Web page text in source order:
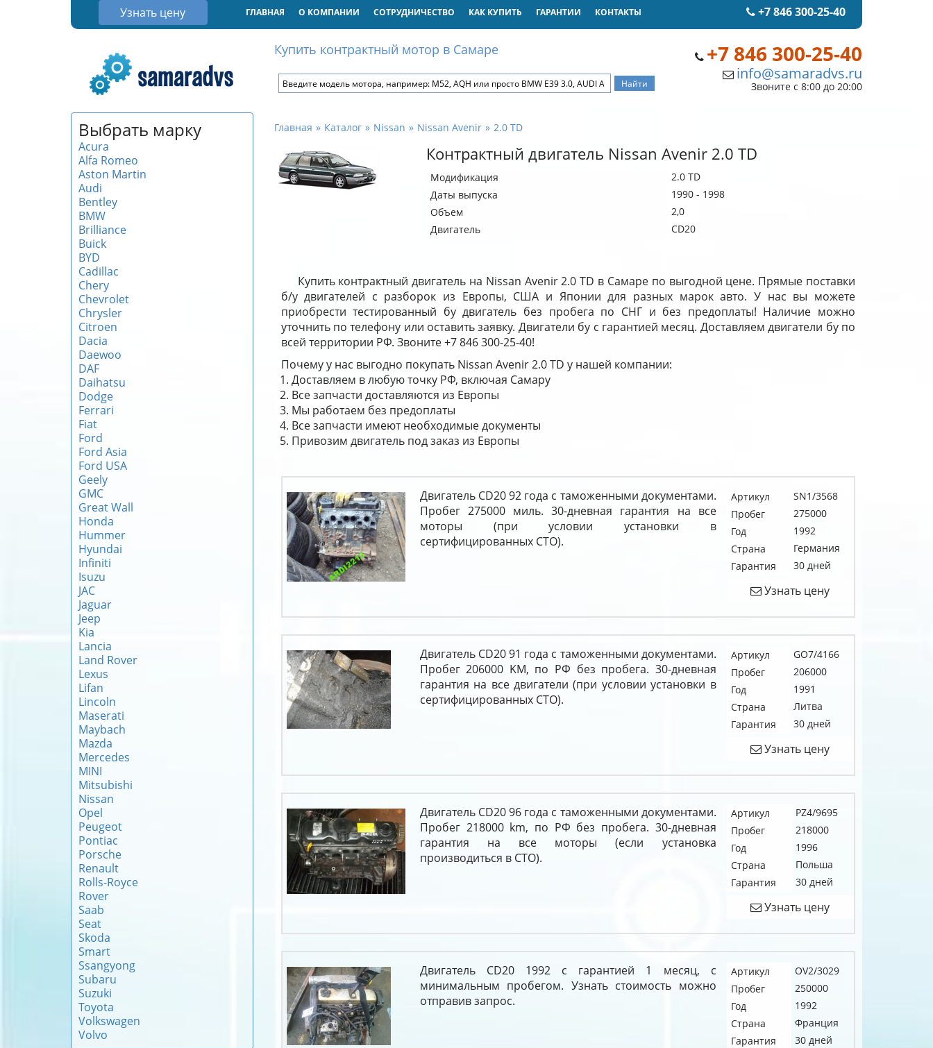
Узнать цену +7 846 300-25-40
ГЛАВНАЯ О КОМПАНИИ СОТРУДНИЧЕСТВО КАК КУПИТЬ ГАРАНТИИ КОНТАКТЫ
+7 846 300-25-40
info@samaradvs.ru
Звоните с 8:00 до 20:00
Купить контрактный мотор в Самаре
Выбрать марку
Acura
Alfa Romeo
Aston Martin
Audi
Bentley
BMW
Brilliance
Buick
BYD
Cadillac
Chery
Chevrolet
Chrysler
Citroen
Dacia
Daewoo
DAF
Daihatsu
Dodge
Ferrari
Fiat
Ford
Ford Asia
Ford USA
Geely
GMC
Great Wall
Honda
Hummer
Hyundai
Infiniti
Isuzu
JAC
Jaguar
Jeep
Kia
Lancia
Land Rover
Lexus
Lifan
Lincoln
Maserati
Maybach
Mazda
Mercedes
MINI
Mitsubishi
Nissan
Opel
Peugeot
Pontiac
Porsche
Renault
Rolls-Royce
Rover
Saab
Seat
Skoda
Smart
Ssangyong
Subaru
Suzuki
Toyota
Volkswagen
Volvo
Главная Каталог Nissan Nissan Avenir 2.0 TD
Контрактный двигатель Nissan Avenir 2.0 TD
Модификация
2.0 TD
Даты выпуска
1990 - 1998
Объем
2,0
Двигатель
CD20
Купить контрактный двигатель на Nissan Avenir 2.0 TD в Самаре по выгодной цене. Прямые поставки
б/у двигателей с разборок из Европы, США и Японии для разных марок авто. У нас вы можете
приобрести тестированный бу двигатель без пробега по СНГ и без предоплаты! Наличие можно
уточнить по телефону или оставить заявку. Двигатели бу с гарантией месяц. Доставляем двигатели бу по
всей территории РФ. Звоните +7 846 300-25-40!
Почему у нас выгодно покупать Nissan Avenir 2.0 TD у нашей компании:
Доставляем в любую точку РФ, включая Самару
Все запчасти доставляются из Европы
Мы работаем без предоплаты
Все запчасти имеют необходимые документы
Привозим двигатель под заказ из Европы
Двигатель CD20 92 года с таможенными документами.
Пробег 275000 миль. 30-дневная гарантия на все
моторы (при условии установки в
сертифицированных СТО).
Артикул
SN1/3568
Пробег
275000
Год
1992
Страна
Германия
Гарантия
30 дней
Узнать цену
Двигатель CD20 91 года с таможенными документами.
Пробег 206000 KM, по РФ без пробега. 30-дневная
гарантия на все двигатели (при условии установки в
сертифицированных СТО).
Артикул
GO7/4166
Пробег
206000
Год
1991
Страна
Литва
Гарантия
30 дней
Узнать цену
Двигатель CD20 96 года с таможенными документами.
Пробег 218000 km, по РФ без пробега. 30-дневная
гарантия на все моторы (если установка
производиться в СТО).
Артикул
PZ4/9695
Пробег
218000
Год
1996
Страна
Польша
Гарантия
30 дней
Узнать цену
Двигатель CD20 1992 с гарантией 1 месяц, с
минимальным пробегом. Узнать стоимость можно
отправив запрос.
Артикул
OV2/3029
Пробег
250000
Год
1992
Страна
Франция
Гарантия
30 дней